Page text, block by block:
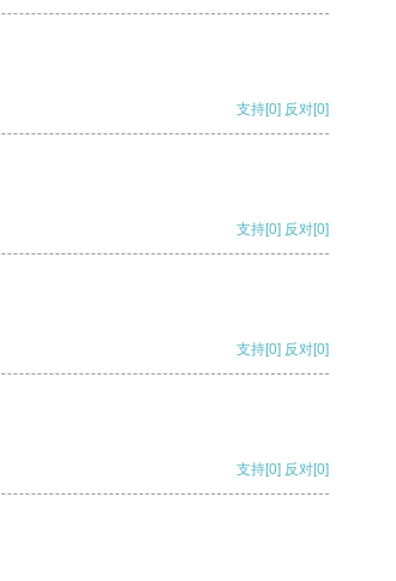
支持[0] 反对[0]
支持[0] 反对[0]
支持[0] 反对[0]
支持[0] 反对[0]